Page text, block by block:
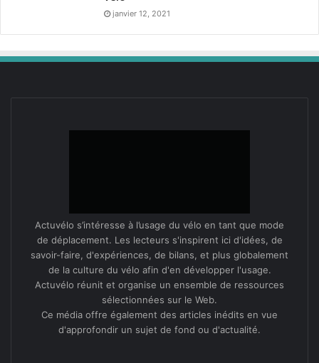
janvier 12, 2021
Actuvélo s’intéresse à l’usage du vélo en tant que mode
de déplacement. Les lecteurs s'inspirent ici d'idées, de
savoir-faire, d'expériences, de bilans, et plus globalement
de la culture du vélo afin d'en développer l'usage.
Actuvélo réunit et organise un ensemble de ressources
sélectionnées sur le Web.
Ce média offre également des articles inédits en vue
d'approfondir un sujet de fond ou d'actualité.